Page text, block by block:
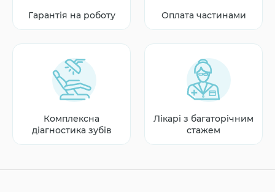
Гарантія на роботу Оплата частинами
Комплексна
діагностика зубів
Лікарі з багаторічним
стажем